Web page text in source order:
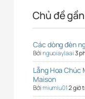
Chủ đề
Các dòng đèn
Bởinguoiaylaai3
Lẵng Hoa Chúc
Maison
Bởimiumiu012 giờ